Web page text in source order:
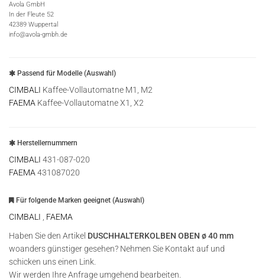
Avola GmbH
In der Fleute 52
42389 Wuppertal
info@avola-gmbh.de
Passend für Modelle (Auswahl)
CIMBALI Kaffee-Vollautomatne M1, M2
FAEMA Kaffee-Vollautomatne X1, X2
Herstellernummern
CIMBALI 431-087-020
FAEMA 431087020
Für folgende Marken geeignet (Auswahl)
CIMBALI
FAEMA
Haben Sie den Artikel DUSCHHALTERKOLBEN OBEN ø 40 mm
woanders günstiger gesehen? Nehmen Sie Kontakt auf und
schicken uns einen Link.
Wir werden Ihre Anfrage umgehend bearbeiten.